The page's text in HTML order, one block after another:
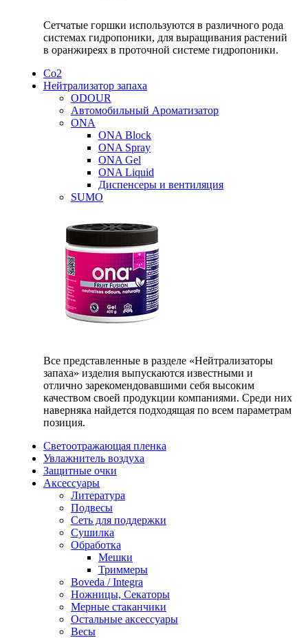
Сетчатые горшки используются в различного рода
системах гидропоники, для выращивания растений
в оранжиреях в проточной системе гидропоники.
Со2
Нейтрализатор запаха
ODOUR
Автомобильный Ароматизатор
ONA
ONA Block
ONA Spray
ONA Gel
ONA Liquid
Диспенсеры и вентиляция
SUMO
Все представленные в разделе «Нейтрализаторы
запаха» изделия выпускаются известными и
отлично зарекомендовавшими себя высоким
качеством своей продукции компаниями. Среди них
наверняка найдется подходящая по всем параметрам
позиция.
Светоотражающая пленка
Увлажнитель воздуха
Защитные очки
Аксессуары
Литература
Подвесы
Сеть для поддержки
Сушилка
Обработка
Мешки
Триммеры
Boveda / Integra
Ножницы, Секаторы
Мерные стаканчики
Остальные аксессуары
Весы